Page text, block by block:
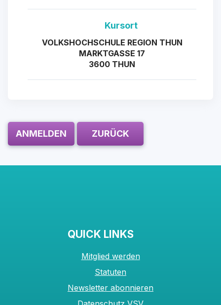
Kursort
VOLKSHOCHSCHULE REGION THUN
MARKTGASSE 17
3600 THUN
ANMELDEN ZURÜCK
QUICK LINKS
Mitglied werden
Statuten
Newsletter abonnieren